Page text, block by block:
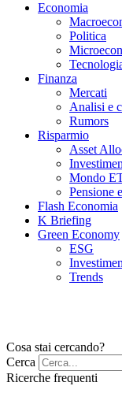
Economia
Politica
Finanza
Mercati
Analisi e
Rumors
Risparmio
Asset
Mondo
Pensione
Flash Economia
K Briefing
Green Economy
ESG
Trends
Cosa stai cercando?
Cerca
Ricerche frequenti